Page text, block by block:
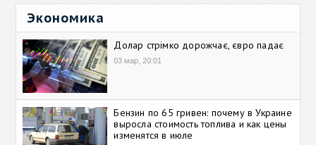
Экономика
Долар стрімко дорожчає, євро падає
03 мар, 20:01
Бензин по 65 гривен: почему в Украине
выросла стоимость топлива и как цены
изменятся в июле